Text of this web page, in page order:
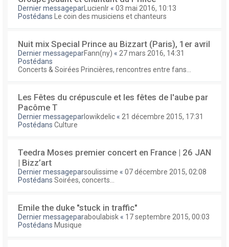
Dernier messagepar Lucienlr « 03 mai 2016, 10:13
Postédans
Le coin des musiciens et chanteurs
Nuit mix Special Prince au Bizzart (Paris), 1er avril
Dernier messageparFann(ny) « 27 mars 2016, 14:31
Postédans
Concerts & Soirées Princières, rencontres entre fans...
Les Fêtes du crépuscule et les fêtes de l'aube par
Pacôme T
Dernier messageparlowikdelic « 21 décembre 2015, 17:31
Postédans Culture
Teedra Moses premier concert en France | 26 JAN
| Bizz’art
Dernier messageparsoulissime « 07 décembre 2015, 02:08
Postédans Soirées, concerts...
Emile the duke "stuck in traffic"
Dernier messageparaboulabisk « 17 septembre 2015, 00:03
Postédans Musique